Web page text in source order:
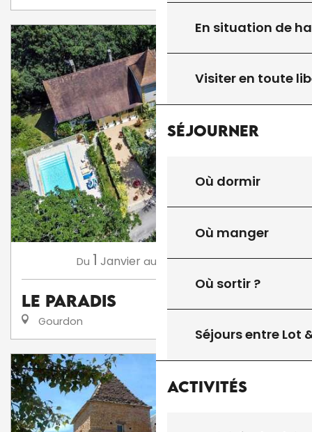
En situation de
Visiter en toute
Séjourner
Où dormir
Où manger
Où sortir ?
Séjours entre Lot
Activités
Du 1 Janvier au 31Décembre
Le Paradis
Gourdon